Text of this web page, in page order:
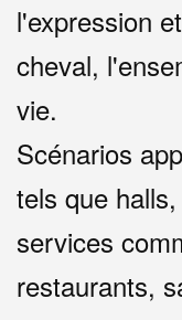
l'expression
cheval,
vie.
Scénarios
tels que
services
restaurants,